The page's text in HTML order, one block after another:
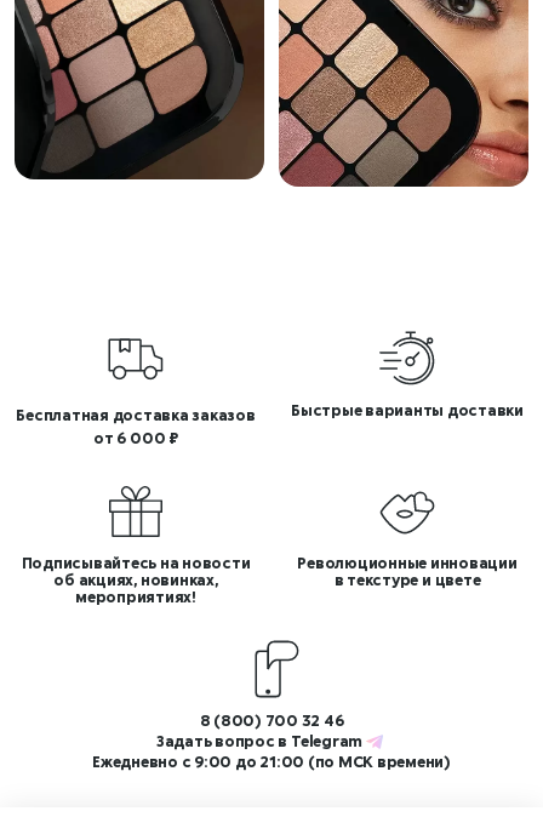
Бесплатная доставка заказов
от 6 000 ₽
Быстрые варианты доставки
Подписывайтесь на новости
об акциях, новинках,
мероприятиях!
Революционные инновации
в текстуре и цвете
8 (800) 700 32 46
Задать вопрос в Telegram
Ежедневно с 9:00 до 21:00 (по МСК времени)